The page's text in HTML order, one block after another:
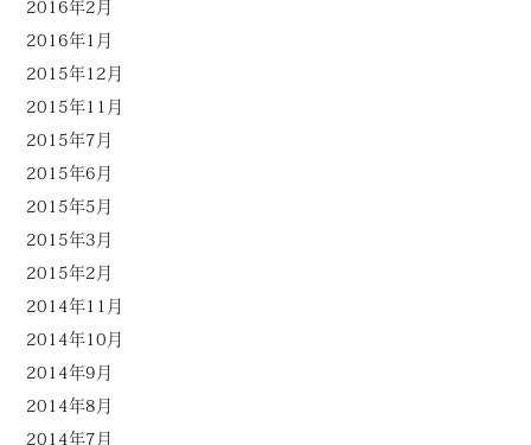
2016年2月
2016年1月
2015年12月
2015年11月
2015年7月
2015年6月
2015年5月
2015年3月
2015年2月
2014年11月
2014年10月
2014年9月
2014年8月
2014年7月